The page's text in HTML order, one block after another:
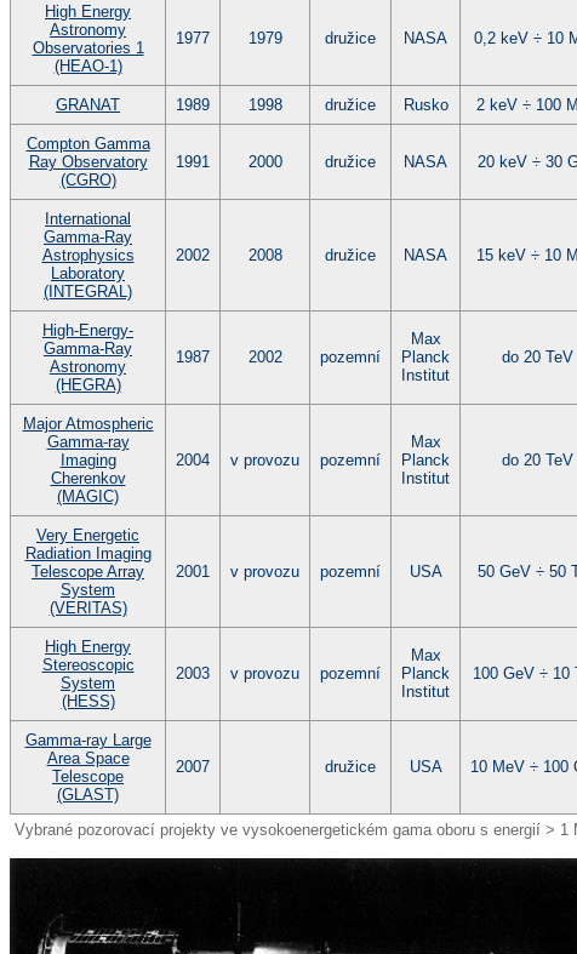
High Energy
Astronomy
Observatories 1
(HEAO-1)
1977 1979 družice NASA 0,2 keV ÷ 10
GRANAT 1989 1998 družice Rusko 2 keV ÷ 100
Compton Gamma
Ray Observatory
(CGRO)
1991 2000 družice NASA 20 keV ÷ 30
International
Gamma-Ray
Astrophysics
Laboratory
(INTEGRAL)
2002 2008 družice NASA 15 keV ÷ 10
High-Energy-
Gamma-Ray
Astronomy
(HEGRA)
1987 2002 pozemní
Max
Planck
Institut
do 20 TeV
Major Atmospheric
Gamma-ray
Imaging
Cherenkov
(MAGIC)
2004 v provozu pozemní
Max
Planck
Institut
do 20 TeV
Very Energetic
Radiation Imaging
Telescope Array
System
(VERITAS)
2001 v provozu pozemní USA 50 GeV ÷ 50
High Energy
Stereoscopic
System
(HESS)
2003 v provozu pozemní
Max
Planck
Institut
100 GeV ÷ 10
Gamma-ray Large
Area Space
Telescope
(GLAST)
2007 družice USA 10 MeV ÷ 100
Vybrané pozorovací projekty ve vysokoenergetickém gama oboru s energií > 1